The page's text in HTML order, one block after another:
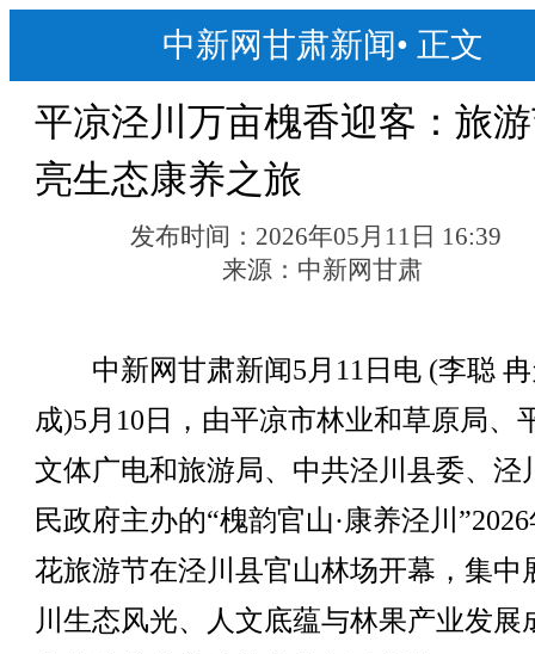
中新网甘肃新闻• 正文
平凉泾川万亩槐香迎客：旅
亮生态康养之旅
发布时间： 2026年05月11日 16:39
来源： 中新网甘肃
中新网甘肃新闻5月11日电 (李聪
成)5月10日，由平凉市林业和草原局、
文体广电和旅游局、中共泾川县委、泾
民政府主办的“槐韵官山·康养泾川
花旅游节在泾川县官山林场开幕，集中
川生态风光、人文底蕴与林果产业发展